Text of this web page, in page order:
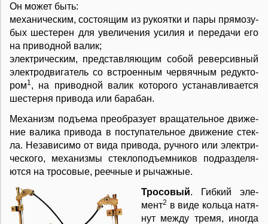
Он мо­жет быть:
ме­ха­ни­че­ским, со­сто­я­щим из ру­ко­ят­ки и па­ры пря­мо­зу­
бых ше­с­те­рен для уве­ли­че­ния уси­лия и пе­ре­да­чи его
на при­вод­ной ва­лик;
элек­т­ри­че­ским, пред­ста­в­ля­ю­щим со­бой ре­вер­сив­ный
элек­т­ро­дви­га­тель со встро­ен­ным чер­вяч­ным ре­ду­к­то­
ром1 , на при­вод­ной ва­лик ко­то­ро­го ус­та­на­в­ли­ва­ет­ся
ше­с­тер­ня при­во­да или ба­ра­бан.
Ме­ха­низм подъ­е­ма пре­об­ра­зу­ет вра­ща­тель­ное дви­же­
ние ва­ли­ка при­во­да в по­сту­па­тель­ное дви­же­ние сте­к­
ла. Не­за­ви­си­мо от ви­да при­во­да, руч­но­го или элек­т­ри­
че­ско­го, ме­ха­низ­мы сте­к­ло­подъ­ем­ни­ков под­раз­де­ля­
ют­ся на тро­со­вые, ре­еч­ные и ры­чаж­ные.
Тро­со­вый. Гиб­кий эле­
мент2 в ви­де коль­ца на­тя­
нут ме­ж­ду тре­мя, ино­гда